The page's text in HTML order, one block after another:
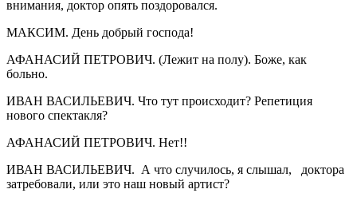
внимания, доктор опять поздоровался.
МАКСИМ. День добрый господа!
АФАНАСИЙ ПЕТРОВИЧ. (Лежит на полу). Боже, как
больно.
ИВАН ВАСИЛЬЕВИЧ. Что тут происходит? Репетиция
нового спектакля?
АФАНАСИЙ ПЕТРОВИЧ. Нет!!
ИВАН ВАСИЛЬЕВИЧ. А что случилось, я слышал, доктора
затребовали, или это наш новый артист?